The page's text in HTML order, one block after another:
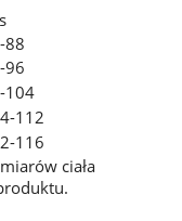
88
96
104
112
116
ciała